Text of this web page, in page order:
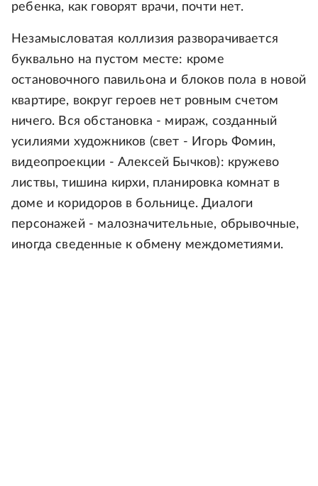
ребенка, как говорят врачи, почти нет.
Незамысловатая коллизия разворачивается
буквально на пустом месте: кроме
остановочного павильона и блоков пола в новой
квартире, вокруг героев нет ровным счетом
ничего. Вся обстановка - мираж, созданный
усилиями художников (свет - Игорь Фомин,
видеопроекции - Алексей Бычков): кружево
листвы, тишина кирхи, планировка комнат в
доме и коридоров в больнице. Диалоги
персонажей - малозначительные, обрывочные,
иногда сведенные к обмену междометиями.